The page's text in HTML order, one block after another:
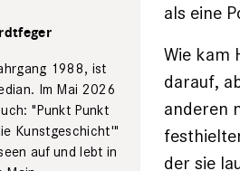
1988, ist
Im Mai 2026
"Punkt Punkt
Kunstgeschicht'"
auf und lebt in
als eine
Wie kam
darauf,
anderen
der sie